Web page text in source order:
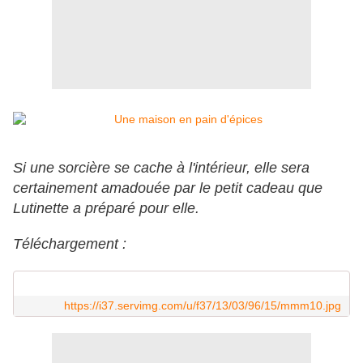
Si une sorcière se cache à l'intérieur, elle sera
certainement amadouée par le petit cadeau que
Lutinette a préparé pour elle.
Téléchargement :
https://i37.servimg.com/u/f37/13/03/96/15/mmm10.jpg